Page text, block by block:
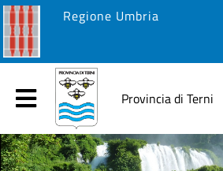
Regione Umbria
Provincia di Terni